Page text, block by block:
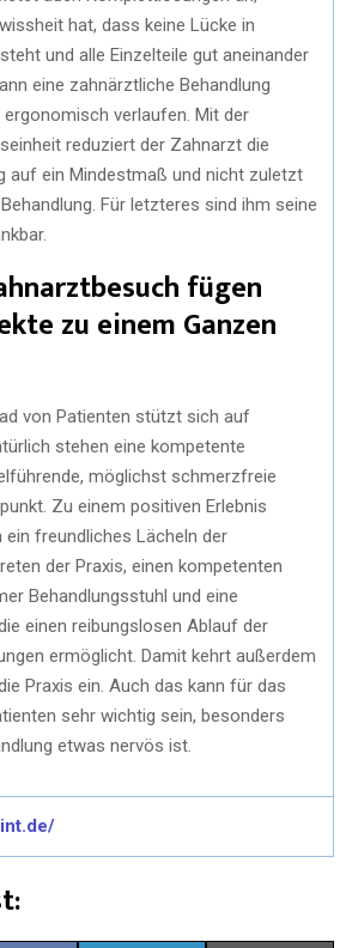
hat, dass keine Lücke in
und alle Einzelteile gut aneinander
eine zahnärztliche Behandlung
verlaufen. Mit der
reduziert der Zahnarzt die
auf ein Mindestmaß und nicht zuletzt
Für letzteres sind ihm seine
fügen
zu einem Ganzen
von Patienten stützt sich auf
stehen eine kompetente
möglichst schmerzfreie
Zu einem positiven Erlebnis
freundliches Lächeln der
der Praxis, einen kompetenten
Behandlungsstuhl und eine
einen reibungslosen Ablauf der
ermöglicht. Damit kehrt außerdem
Praxis ein. Auch das kann für das
sehr wichtig sein, besonders
etwas nervös ist.